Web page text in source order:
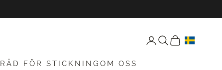
Öppna konto-sida
Öppen sökning
Öppna vagnen
RÅD FÖR STICKNING OM OSS